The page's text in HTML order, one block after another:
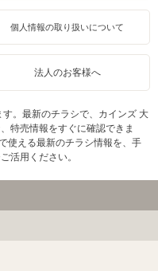
個人情報の取り扱いについて
法人のお客様へ
。最新のチラシで、カインズ 大
特売情報をすぐに確認できま
使える最新のチラシ情報を、手
活用ください。